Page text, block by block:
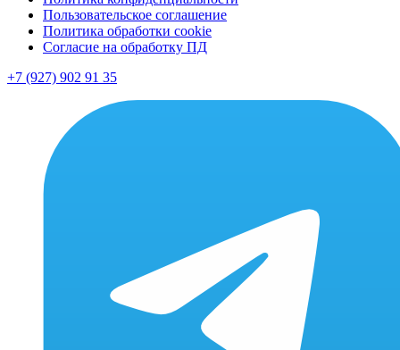
Пользовательское соглашение
Политика обработки cookie
Согласие на обработку ПД
+7 (927) 902 91 35